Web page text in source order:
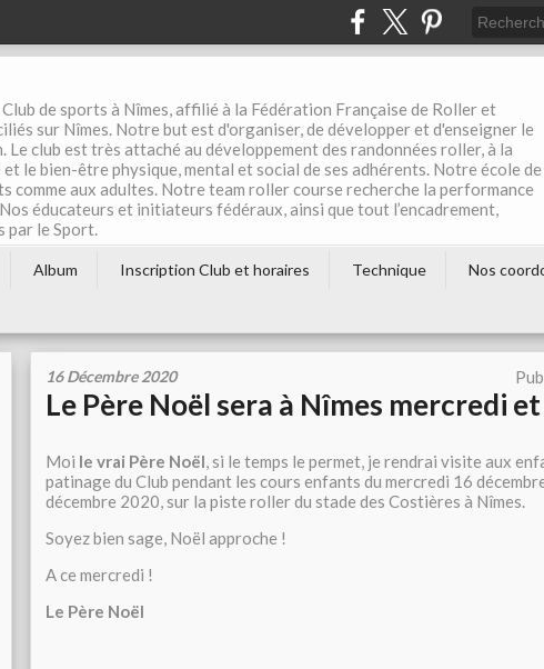
de sports à Nîmes, affilié à la Fédération Française de Roller et
sur Nîmes. Notre but est d'organiser, de développer et d'enseigner le
club est très attaché au développement des randonnées roller, à la
le bien-être physique, mental et social de ses adhérents. Notre école de
comme aux adultes. Notre team roller course recherche la performance
éducateurs et initiateurs fédéraux, ainsi que tout l’encadrement,
par le Sport.
Album Inscription Club et horaires Technique Nos
16 Décembre 2020
Le Père Noël sera à Nîmes mercredi
Moi le vrai Père Noël, si le temps le permet, je rendrai visite aux
patinage du Club pendant les cours enfants du mercredi 16
décembre 2020, sur la piste roller du stade des Costières à Nîmes.
Soyez bien sage, Noël approche !
A ce mercredi !
Le Père Noël